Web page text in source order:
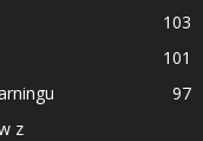
103
101
97
z